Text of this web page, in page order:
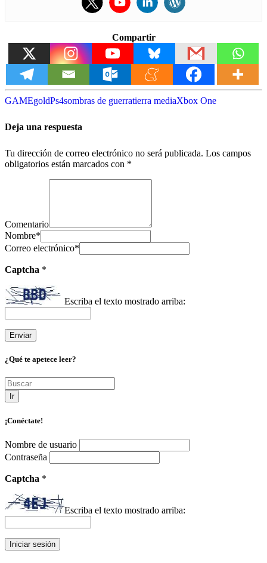
Compartir
GAMEgoldPs4sombras de guerratierra mediaXbox One
Deja una respuesta
Tu dirección de correo electrónico no será publicada. Los campos
obligatorios están marcados con *
Comentario
Nombre*
Correo electrónico*
Captcha *
Escriba el texto mostrado arriba:
¿Qué te apetece leer?
Ir
¡Conéctate!
Nombre de usuario
Contraseña
Captcha *
Escriba el texto mostrado arriba: